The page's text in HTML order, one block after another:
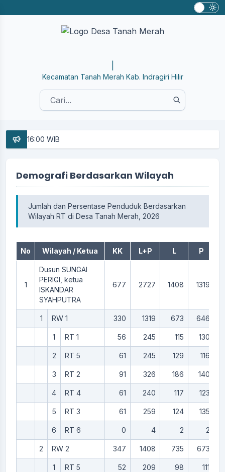
Kecamatan Tanah Merah Kab. Indragiri Hilir
16:00 WIB
Demografi Berdasarkan Wilayah
Jumlah dan Persentase Penduduk Berdasarkan
Wilayah RT di Desa Tanah Merah, 2026
No Wilayah / Ketua KK L+P L P
1
Dusun SUNGAI
PERIGI, ketua
ISKANDAR
SYAHPUTRA
677 2727 1408 1319
1 RW 1 330 1319 673 646
1 RT 1 56 245 115 130
2 RT 5 61 245 129 116
3 RT 2 91 326 186 140
4 RT 4 61 240 117 123
5 RT 3 61 259 124 135
6 RT 6 0 4 2 2
2 RW 2 347 1408 735 673
1 RT 5 52 209 98 111